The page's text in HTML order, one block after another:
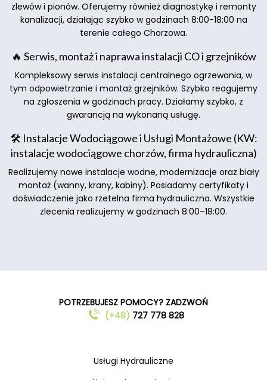
zlewów i pionów. Oferujemy również diagnostykę i remonty
kanalizacji, działając szybko w godzinach 8:00-18:00 na
terenie całego Chorzowa.
🔥 Serwis, montaż i naprawa instalacji CO i grzejników
Kompleksowy serwis instalacji centralnego ogrzewania, w
tym odpowietrzanie i montaż grzejników. Szybko reagujemy
na zgłoszenia w godzinach pracy. Działamy szybko, z
gwarancją na wykonaną usługę.
🛠️ Instalacje Wodociągowe i Usługi Montażowe (KW:
instalacje wodociągowe chorzów, firma hydrauliczna)
Realizujemy nowe instalacje wodne, modernizacje oraz biały
montaż (wanny, krany, kabiny). Posiadamy certyfikaty i
doświadczenie jako rzetelna firma hydrauliczna. Wszystkie
zlecenia realizujemy w godzinach 8:00–18:00.
POTRZEBUJESZ POMOCY? ZADZWOŃ
(+48) 727 778 828
Usługi Hydrauliczne